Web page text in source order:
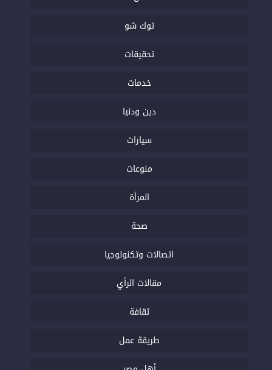
توك شو
تحقيقات
خدمات
دين ودنيا
سيارات
منوعات
المرأة
صحة
اتصالات وتكنولوجيا
مقالات الرأي
ثقافة
طريقة عمل